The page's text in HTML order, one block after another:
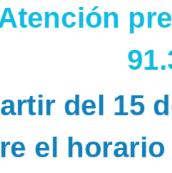
del 15
el